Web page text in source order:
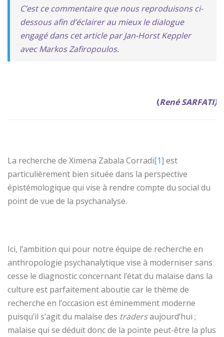
C’est ce commentaire que nous reproduisons ci-
dessous afin d’éclairer au mieux le dialogue
engagé dans cet article par Jan-Horst Keppler
avec Markos Zafiropoulos.
(René SARFATI)
La recherche de Ximena Zabala Corradi[1] est
particulièrement bien située dans la perspective
épistémologique qui vise à rendre compte du social du
point de vue de la psychanalyse.
Ici, l’ambition qui pour notre équipe de recherche en
anthropologie psychanalytique vise à moderniser sans
cesse le diagnostic concernant l’état du malaise dans la
culture est parfaitement aboutie car le thème de
recherche en l’occasion est éminemment moderne
puisqu’il s’agit du malaise des tradersaujourd’hui ;
malaise qui se déduit donc de la pointe peut-être la plus